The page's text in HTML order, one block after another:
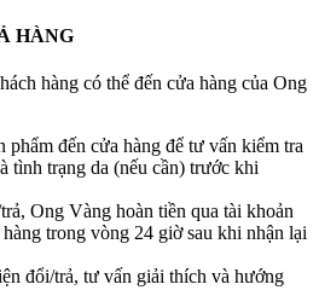
HÀNG
hàng có thể đến cửa hàng của Ong
phẩm đến cửa hàng để tư vấn kiểm tra
tình trạng da (nếu cần) trước khi
Ong Vàng hoàn tiền qua tài khoản
trong vòng 24 giờ sau khi nhận lại
đổi/trả, tư vấn giải thích và hướng